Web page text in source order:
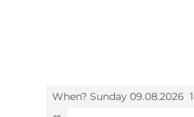
When? Sunday 09.08.2026